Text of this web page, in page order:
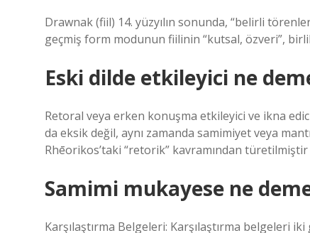
Drawnak (fiil) 14. yüzyılın sonunda, “belirli
geçmiş form modunun fiilinin “kutsal, özveri”,
Eski dilde etkileyici ne
Retoral veya erken konuşma etkileyici ve ikna
da eksik değil, aynı zamanda samimiyet veya
Rhēorikos’taki “retorik” kavramından türetilmiştir
Samimi mukayese ne
Karşılaştırma Belgeleri: Karşılaştırma belgeleri